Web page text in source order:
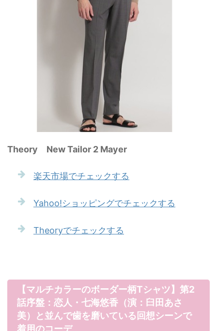
Theory New Tailor 2 Mayer
楽天市場でチェックする
Yahoo!ショッピングでチェックする
Theoryでチェックする
【マルチカラーのボーダー柄Tシャツ】第2
話序盤：恋人・七海悠香（演：臼田あさ
美）と並んで歯を磨いている回想シーンで